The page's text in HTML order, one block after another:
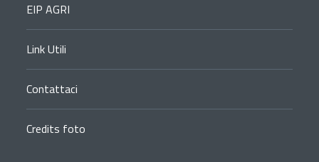
EIP AGRI
Link Utili
Contattaci
Credits foto